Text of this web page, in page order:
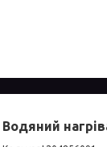
Водяний